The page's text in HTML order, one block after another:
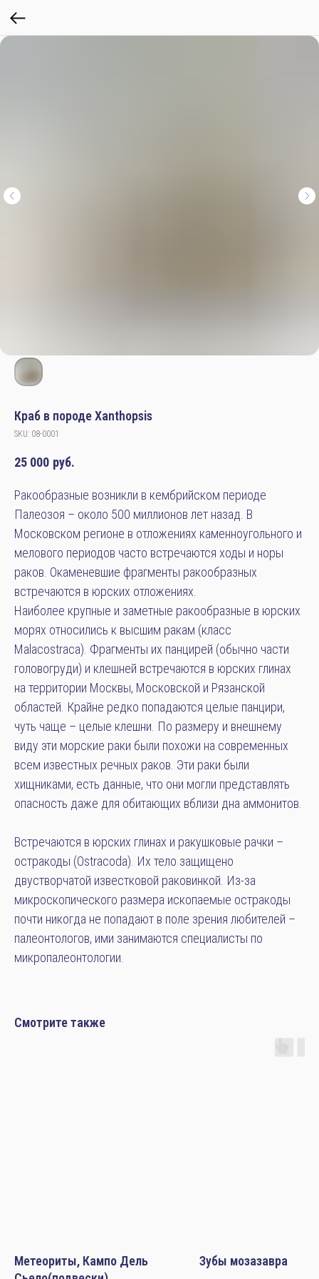
Краб в породе Xanthopsis
SKU: 08-0001
25 000 руб.
Ракообразные возникли в кембрийском периоде
Палеозоя – около 500 миллионов лет назад. В
Московском регионе в отложениях каменноугольного и
мелового периодов часто встречаются ходы и норы
раков. Окаменевшие фрагменты ракообразных
встречаются в юрских отложениях.
Наиболее крупные и заметные ракообразные в юрских
морях относились к высшим ракам (класс
Malacostraca). Фрагменты их панцирей (обычно части
головогруди) и клешней встречаются в юрских глинах
на территории Москвы, Московской и Рязанской
областей. Крайне редко попадаются целые панцири,
чуть чаще – целые клешни. По размеру и внешнему
виду эти морские раки были похожи на современных
всем известных речных раков. Эти раки были
хищниками, есть данные, что они могли представлять
опасность даже для обитающих вблизи дна аммонитов.
Встречаются в юрских глинах и ракушковые рачки –
остракоды (Ostracoda). Их тело защищено
двустворчатой известковой раковинкой. Из-за
микроскопического размера ископаемые остракоды
почти никогда не попадают в поле зрения любителей –
палеонтологов, ими занимаются специалисты по
микропалеонтологии.
Смотрите также
Метеориты, Кампо Дель
Зубы мозазавра